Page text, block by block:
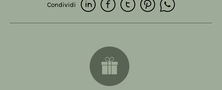
Condividi